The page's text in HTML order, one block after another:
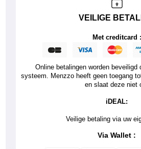
VEILIGE
Met creditcard :
Online betalingen worden beveiligd
systeem. Menzzo heeft geen toegang
en slaat deze niet
iDEAL:
Veilige betaling via uw
Via Wallet :